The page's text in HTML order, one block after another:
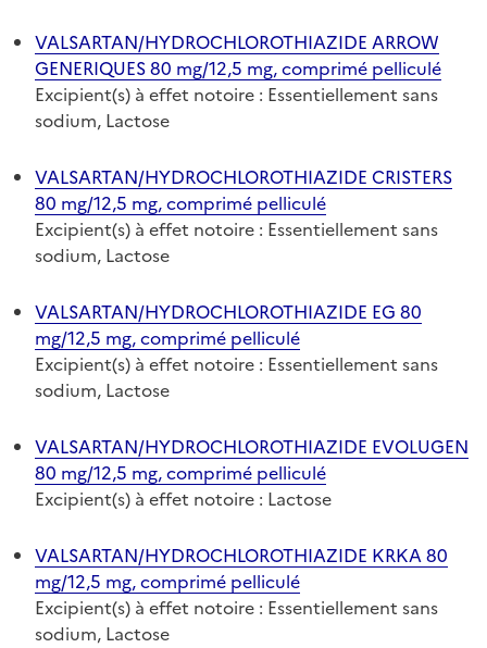
VALSARTAN/HYDROCHLOROTHIAZIDE ARROW
GENERIQUES 80 mg/12,5 mg, comprimé pelliculé
Excipient(s) à effet notoire : Essentiellement sans
sodium, Lactose
VALSARTAN/HYDROCHLOROTHIAZIDE CRISTERS
80 mg/12,5 mg, comprimé pelliculé
Excipient(s) à effet notoire : Essentiellement sans
sodium, Lactose
VALSARTAN/HYDROCHLOROTHIAZIDE EG 80
mg/12,5 mg, comprimé pelliculé
Excipient(s) à effet notoire : Essentiellement sans
sodium, Lactose
VALSARTAN/HYDROCHLOROTHIAZIDE EVOLUGEN
80 mg/12,5 mg, comprimé pelliculé
Excipient(s) à effet notoire : Lactose
VALSARTAN/HYDROCHLOROTHIAZIDE KRKA 80
mg/12,5 mg, comprimé pelliculé
Excipient(s) à effet notoire : Essentiellement sans
sodium, Lactose